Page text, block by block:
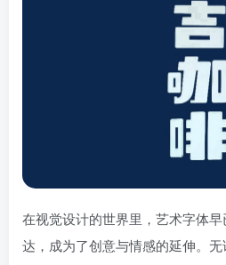
在视觉设计的世界里，艺术字体
达，成为了创意与情感的延伸。